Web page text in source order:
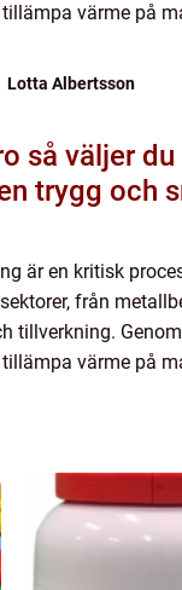
värme på
Lotta Albertsson
trygg och
är en kritisk
från
tillverkning.
värme på